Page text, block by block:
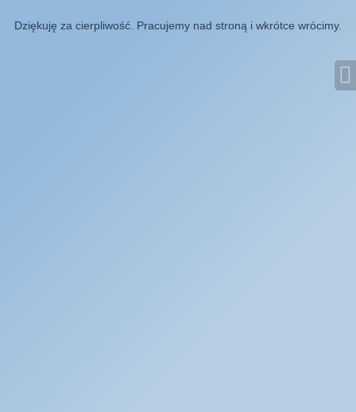
Dziękuję za cierpliwość. Pracujemy nad stroną i wkrótce wrócimy.